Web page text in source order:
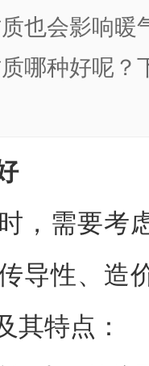
也会影响暖
哪种好呢？
，需要考
导性、造
其特点：